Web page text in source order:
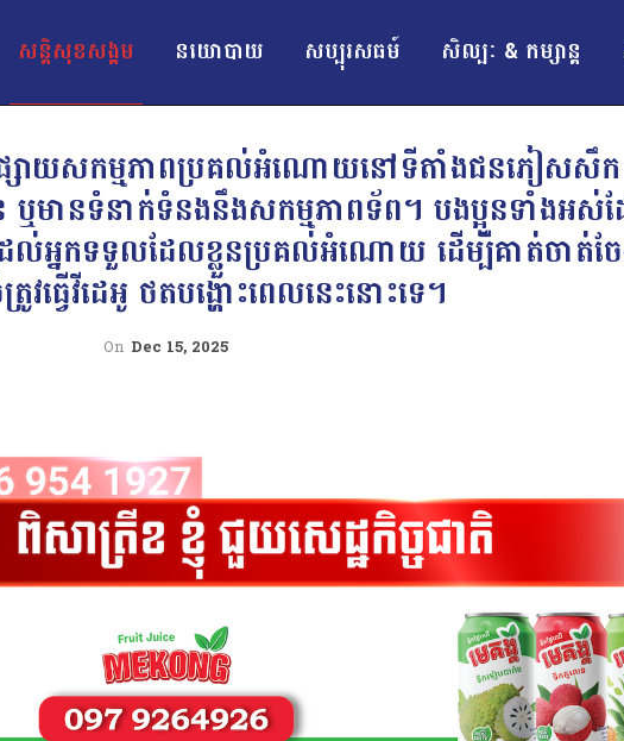
សន្តិសុខសង្គម នយោបាយ សប្បុរសធម៍ សិល្បៈ & កម្សាន្ត
សាយសកម្មភាពប្រគល់អំណោយនៅទីតាំងជនភៀសសឹ
មានទំនាក់ទំនងនឹងសកម្មភាពទ័ព។ បងប្អូនទាំងអស់
ល់អ្នកទទួលដែលខ្លួនប្រគល់អំណោយ ដើម្បីគាត់ចាត់
វធ្វើវីដេអូ ថតបង្ហោះពេលនេះនោះទេ។
On Dec 15, 2025